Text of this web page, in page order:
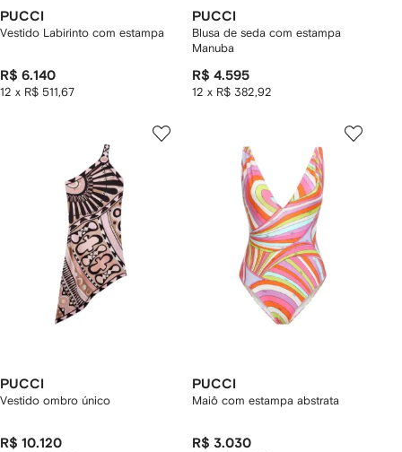
PUCCI
Vestido Labirinto com estampa
R$ 6.140
12 x R$ 511,67
PUCCI
Blusa de seda com estampa
Manuba
R$ 4.595
12 x R$ 382,92
PUCCI
Vestido ombro único
R$ 10.120
PUCCI
Maiô com estampa abstrata
R$ 3.030